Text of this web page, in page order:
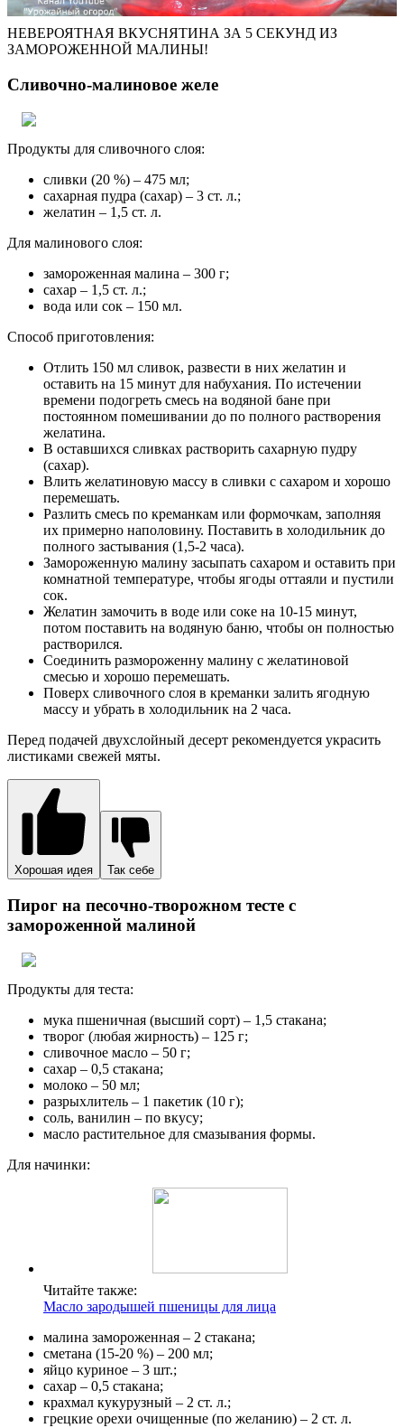
НЕВЕРОЯТНАЯ ВКУСНЯТИНА ЗА 5 СЕКУНД ИЗ
ЗАМОРОЖЕННОЙ МАЛИНЫ!
Сливочно-малиновое желе
Продукты для сливочного слоя:
сливки (20 %) – 475 мл;
сахарная пудра (сахар) – 3 ст. л.;
желатин – 1,5 ст. л.
Для малинового слоя:
замороженная малина – 300 г;
сахар – 1,5 ст. л.;
вода или сок – 150 мл.
Способ приготовления:
Отлить 150 мл сливок, развести в них желатин и
оставить на 15 минут для набухания. По истечении
времени подогреть смесь на водяной бане при
постоянном помешивании до по полного растворения
желатина.
В оставшихся сливках растворить сахарную пудру
(сахар).
Влить желатиновую массу в сливки с сахаром и хорошо
перемешать.
Разлить смесь по креманкам или формочкам, заполняя
их примерно наполовину. Поставить в холодильник до
полного застывания (1,5-2 часа).
Замороженную малину засыпать сахаром и оставить при
комнатной температуре, чтобы ягоды оттаяли и пустили
сок.
Желатин замочить в воде или соке на 10-15 минут,
потом поставить на водяную баню, чтобы он полностью
растворился.
Соединить размороженну малину с желатиновой
смесью и хорошо перемешать.
Поверх сливочного слоя в креманки залить ягодную
массу и убрать в холодильник на 2 часа.
Перед подачей двухслойный десерт рекомендуется украсить
листиками свежей мяты.
Хорошая идея Так себе
Пирог на песочно-творожном тесте с
замороженной малиной
Продукты для теста:
мука пшеничная (высший сорт) – 1,5 стакана;
творог (любая жирность) – 125 г;
сливочное масло – 50 г;
сахар – 0,5 стакана;
молоко – 50 мл;
разрыхлитель – 1 пакетик (10 г);
соль, ванилин – по вкусу;
масло растительное для смазывания формы.
Для начинки:
Читайте также:
Масло зародышей пшеницы для лица
малина замороженная – 2 стакана;
сметана (15-20 %) – 200 мл;
яйцо куриное – 3 шт.;
сахар – 0,5 стакана;
крахмал кукурузный – 2 ст. л.;
грецкие орехи очищенные (по желанию) – 2 ст. л.